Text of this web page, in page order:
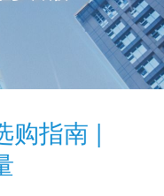
购指南 |